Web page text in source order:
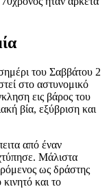
του Σαββάτου 2
στο αστυνομικό
εις βάρος του
βία, εξύβριση και
από έναν
Μάλιστα
ως δράστης
και το